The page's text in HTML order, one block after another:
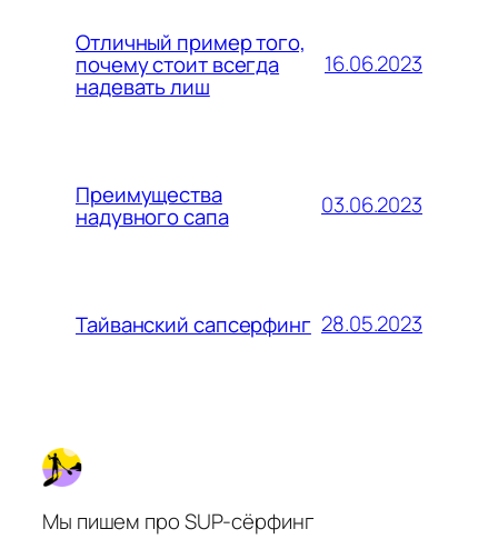
Отличный пример того,
почему стоит всегда
надевать лиш
16.06.2023
Преимущества
надувного сапа 03.06.2023
Тайванский сапсерфинг 28.05.2023
Мы пишем про SUP-сёрфинг